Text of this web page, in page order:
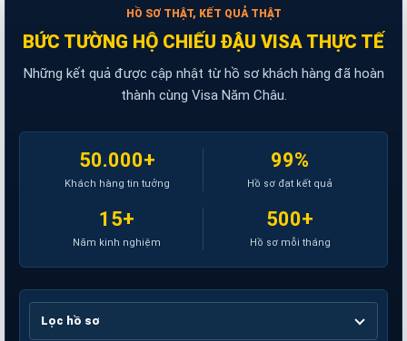
HỒ SƠ THẬT, KẾT QUẢ THẬT
BỨC TƯỜNG HỘ CHIẾU ĐẬU VISA THỰC TẾ
Những kết quả được cập nhật từ hồ sơ khách hàng đã hoàn
thành cùng Visa Năm Châu.
50.000+
Khách hàng tin tưởng
99%
Hồ sơ đạt kết quả
15+
Năm kinh nghiệm
500+
Hồ sơ mỗi tháng
Lọc hồ sơ